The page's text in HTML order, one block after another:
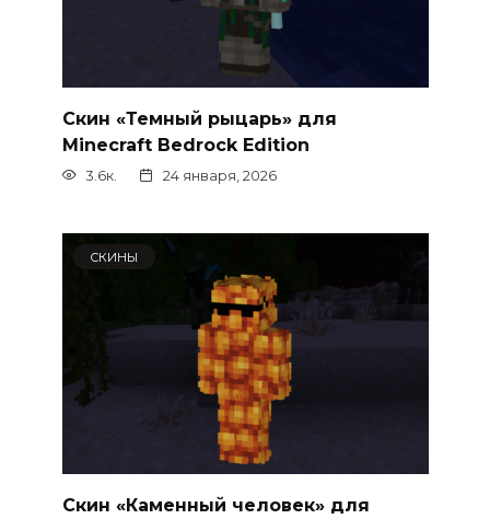
Скин «Темный рыцарь» для
Minecraft Bedrock Edition
3.6к. 24 января, 2026
СКИНЫ
Скин «Каменный человек» для